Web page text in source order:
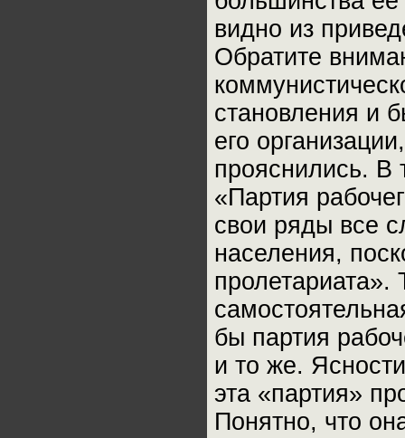
видно из
Обратите
становления и
его
прояснились. В
«Партия
свои ряды все
населения,
бы партия
и то же.
эта «партия»
Понятно, что